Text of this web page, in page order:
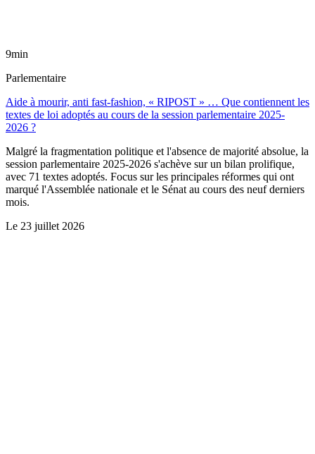
9min
Parlementaire
Aide à mourir, anti fast-fashion, « RIPOST » … Que contiennent les
textes de loi adoptés au cours de la session parlementaire 2025-
2026 ?
Malgré la fragmentation politique et l'absence de majorité absolue, la
session parlementaire 2025-2026 s'achève sur un bilan prolifique,
avec 71 textes adoptés. Focus sur les principales réformes qui ont
marqué l'Assemblée nationale et le Sénat au cours des neuf derniers
mois.
Le 23 juillet 2026